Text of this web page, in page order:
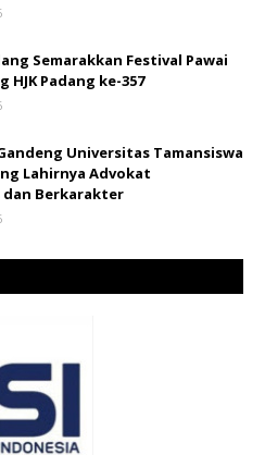
Semarakkan Festival Pawai
HJK Padang ke-357
Universitas Tamansiswa
Lahirnya Advokat
Berkarakter